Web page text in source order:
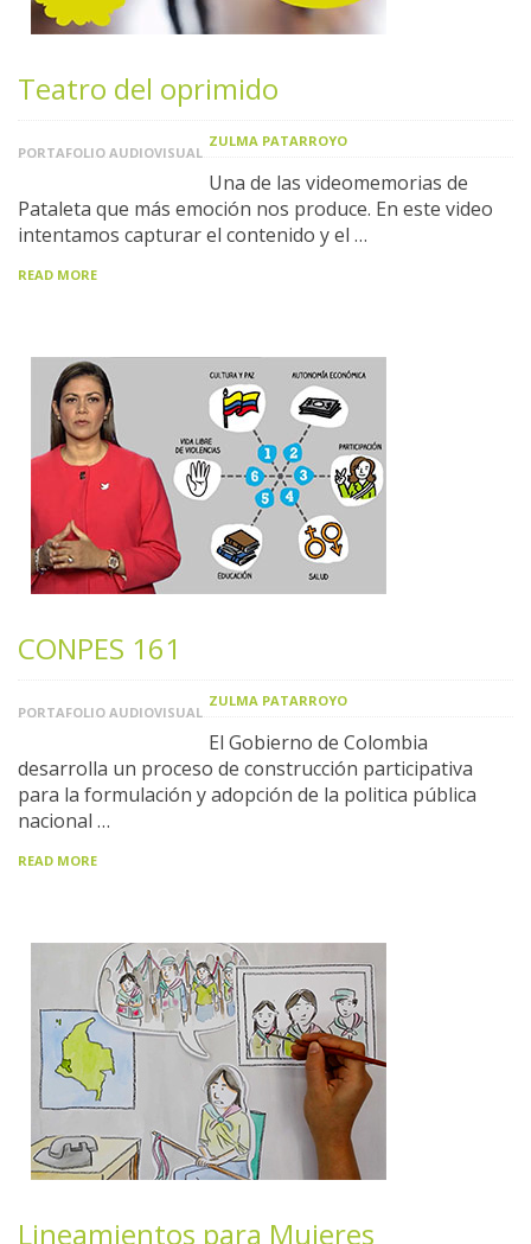
Teatro del oprimido
PORTAFOLIO AUDIOVISUAL
ZULMA PATARROYO
Una de las videomemorias de
Pataleta que más emoción nos produce. En este video
intentamos capturar el contenido y el …
READ MORE
CONPES 161
PORTAFOLIO AUDIOVISUAL
ZULMA PATARROYO
El Gobierno de Colombia
desarrolla un proceso de construcción participativa
para la formulación y adopción de la politica pública
nacional …
READ MORE
Lineamientos para Mujeres